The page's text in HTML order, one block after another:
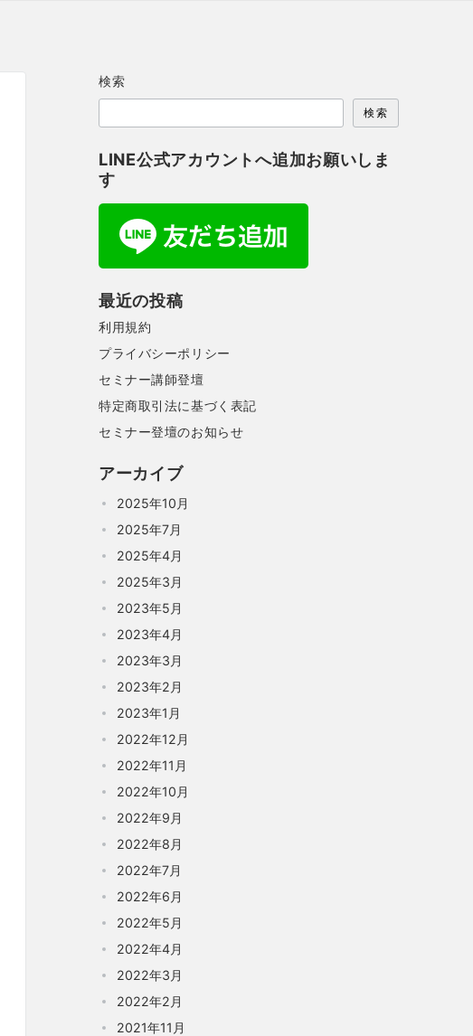
検索
検索
LINE公式アカウントへ追加お願いしま
す
最近の投稿
利用規約
プライバシーポリシー
セミナー講師登壇
特定商取引法に基づく表記
セミナー登壇のお知らせ
アーカイブ
2025年10月
2025年7月
2025年4月
2025年3月
2023年5月
2023年4月
2023年3月
2023年2月
2023年1月
2022年12月
2022年11月
2022年10月
2022年9月
2022年8月
2022年7月
2022年6月
2022年5月
2022年4月
2022年3月
2022年2月
2021年11月